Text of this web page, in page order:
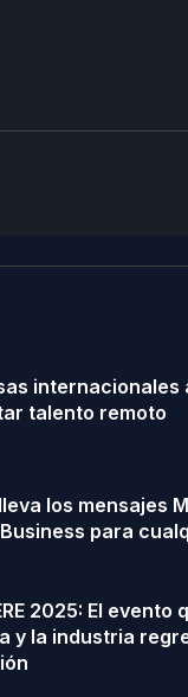
internacionales
talento remoto
los mensajes
para
2025: El evento
y la industria